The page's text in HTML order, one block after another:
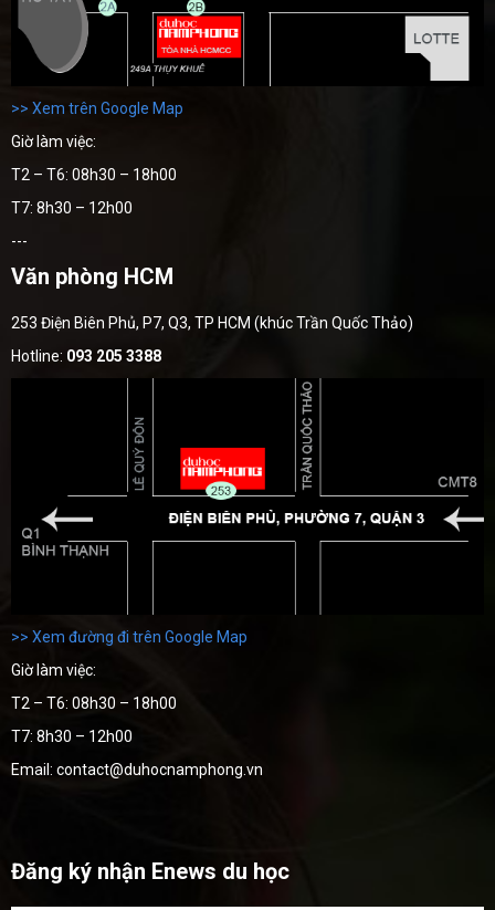
>> Xem trên Google Map
Giờ làm việc:
T2 – T6: 08h30 – 18h00
T7: 8h30 – 12h00
---
Văn phòng HCM
253 Điện Biên Phủ, P7, Q3, TP HCM (khúc Trần Quốc Thảo)
Hotline: 093 205 3388
>> Xem đường đi trên Google Map
Giờ làm việc:
T2 – T6: 08h30 – 18h00
T7: 8h30 – 12h00
Email: contact@duhocnamphong.vn
Đăng ký nhận Enews du học